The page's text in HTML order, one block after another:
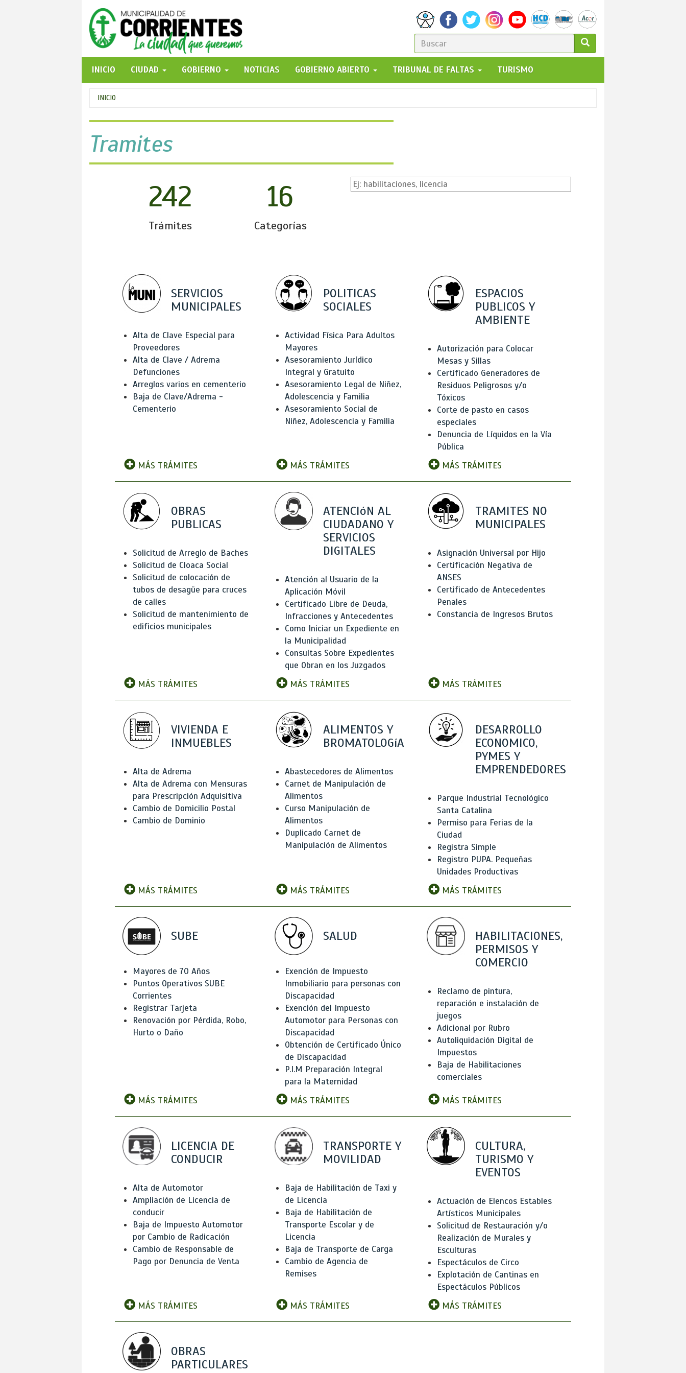
FORMULARIO
DE
BÚSQUEDA
GO!
INICIO
CIUDAD GOBIERNO NOTICIAS GOBIERNO ABIERTO TRIBUNAL DE FALTAS TURISMO
Se
encuentra
usted
aquí
INICIO
Tramites
242
Trámites
16
Categorías
SERVICIOS
MUNICIPALES
Alta de Clave Especial para
Proveedores
Alta de Clave / Adrema
Defunciones
Arreglos varios en cementerio
Baja de Clave/Adrema -
Cementerio
MÁS TRÁMITES
POLITICAS
SOCIALES
Actividad Física Para Adultos
Mayores
Asesoramiento Jurídico
Integral y Gratuito
Asesoramiento Legal de Niñez,
Adolescencia y Familia
Asesoramiento Social de
Niñez, Adolescencia y Familia
MÁS TRÁMITES
ESPACIOS
PUBLICOS Y
AMBIENTE
Autorización para Colocar
Mesas y Sillas
Certificado Generadores de
Residuos Peligrosos y/o
Tóxicos
Corte de pasto en casos
especiales
Denuncia de Líquidos en la Vía
Pública
MÁS TRÁMITES
OBRAS
PUBLICAS
Solicitud de Arreglo de Baches
Solicitud de Cloaca Social
Solicitud de colocación de
tubos de desagüe para cruces
de calles
Solicitud de mantenimiento de
edificios municipales
MÁS TRÁMITES
ATENCIóN AL
CIUDADANO Y
SERVICIOS
DIGITALES
Atención al Usuario de la
Aplicación Móvil
Certificado Libre de Deuda,
Infracciones y Antecedentes
Como Iniciar un Expediente en
la Municipalidad
Consultas Sobre Expedientes
que Obran en los Juzgados
MÁS TRÁMITES
TRAMITES NO
MUNICIPALES
Asignación Universal por Hijo
Certificación Negativa de
ANSES
Certificado de Antecedentes
Penales
Constancia de Ingresos Brutos
MÁS TRÁMITES
VIVIENDA E
INMUEBLES
Alta de Adrema
Alta de Adrema con Mensuras
para Prescripción Adquisitiva
Cambio de Domicilio Postal
Cambio de Dominio
MÁS TRÁMITES
ALIMENTOS Y
BROMATOLOGíA
Abastecedores de Alimentos
Carnet de Manipulación de
Alimentos
Curso Manipulación de
Alimentos
Duplicado Carnet de
Manipulación de Alimentos
MÁS TRÁMITES
DESARROLLO
ECONOMICO,
PYMES Y
EMPRENDEDORES
Parque Industrial Tecnológico
Santa Catalina
Permiso para Ferias de la
Ciudad
Registra Simple
Registro PUPA. Pequeñas
Unidades Productivas
MÁS TRÁMITES
SUBE
Mayores de 70 Años
Puntos Operativos SUBE
Corrientes
Registrar Tarjeta
Renovación por Pérdida, Robo,
Hurto o Daño
MÁS TRÁMITES
SALUD
Exención de Impuesto
Inmobiliario para personas con
Discapacidad
Exención del Impuesto
Automotor para Personas con
Discapacidad
Obtención de Certificado Único
de Discapacidad
P.I.M Preparación Integral
para la Maternidad
MÁS TRÁMITES
HABILITACIONES,
PERMISOS Y
COMERCIO
Reclamo de pintura,
reparación e instalación de
juegos
Adicional por Rubro
Autoliquidación Digital de
Impuestos
Baja de Habilitaciones
comerciales
MÁS TRÁMITES
LICENCIA DE
CONDUCIR
Alta de Automotor
Ampliación de Licencia de
conducir
Baja de Impuesto Automotor
por Cambio de Radicación
Cambio de Responsable de
Pago por Denuncia de Venta
MÁS TRÁMITES
TRANSPORTE Y
MOVILIDAD
Baja de Habilitación de Taxi y
de Licencia
Baja de Habilitación de
Transporte Escolar y de
Licencia
Baja de Transporte de Carga
Cambio de Agencia de
Remises
MÁS TRÁMITES
CULTURA,
TURISMO Y
EVENTOS
Actuación de Elencos Estables
Artísticos Municipales
Solicitud de Restauración y/o
Realización de Murales y
Esculturas
Espectáculos de Circo
Explotación de Cantinas en
Espectáculos Públicos
MÁS TRÁMITES
OBRAS
PARTICULARES